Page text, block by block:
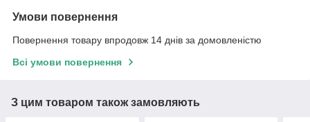
Умови повернення
Повернення товару впродовж 14 днів за домовленістю
Всі умови повернення
З цим товаром також замовляють